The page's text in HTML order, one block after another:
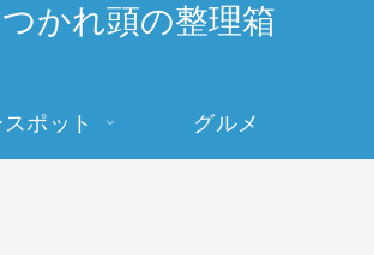
かれ頭の整理箱
ポット グルメ